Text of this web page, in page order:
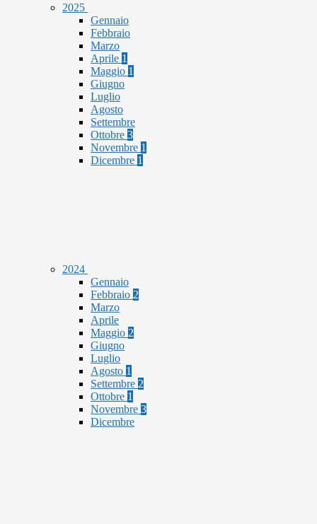
2025
Gennaio
Febbraio
Marzo
Aprile 1
Maggio 1
Giugno
Luglio
Agosto
Settembre
Ottobre 3
Novembre 1
Dicembre 1
2024
Gennaio
Febbraio 2
Marzo
Aprile
Maggio 2
Giugno
Luglio
Agosto 1
Settembre 2
Ottobre 1
Novembre 3
Dicembre